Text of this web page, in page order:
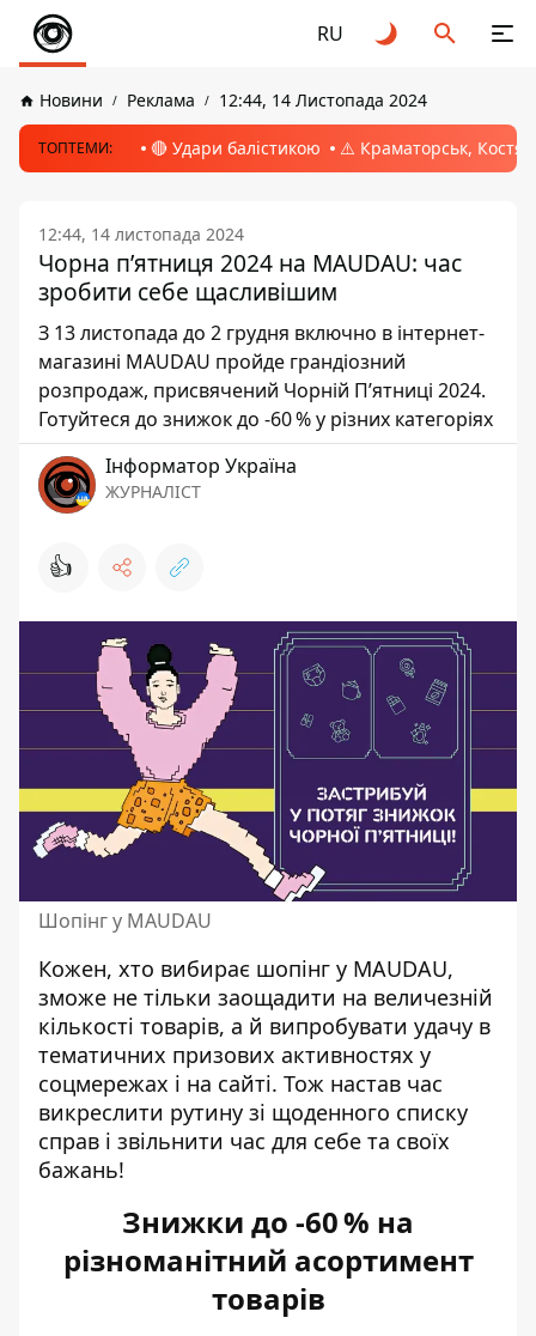
RU
Новини Реклама 12:44, 14 Листопада 2024
ТОПТЕМИ: 🔴 Удари балістикою ⚠️ Краматорськ,
12:44, 14 листопада 2024
Чорна п’ятниця 2024 на MAUDAU: час
зробити себе щасливішим
З 13 листопада до 2 грудня включно в інтернет-
магазині MAUDAU пройде грандіозний
розпродаж, присвячений Чорній П’ятниці 2024.
Готуйтеся до знижок до -60 % у різних категоріях
Інформатор Україна
ЖУРНАЛІСТ
👍
Шопінг у MAUDAU
Кожен, хто вибирає шопінг у MAUDAU,
зможе не тільки заощадити на величезній
кількості товарів, а й випробувати удачу в
тематичних призових активностях у
соцмережах і на сайті. Тож настав час
викреслити рутину зі щоденного списку
справ і звільнити час для себе та своїх
бажань!
Знижки до -60 % на
різноманітний асортимент
товарів